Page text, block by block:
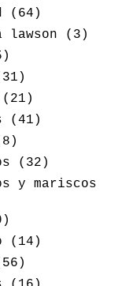
(64)
lawson
(3)
(21)
(41)
(32)
y mariscos
(14)